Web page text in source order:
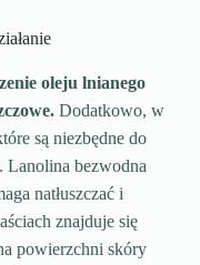
oleju lnianego
Dodatkowo, w
są niezbędne do
Lanolina bezwodna
natłuszczać i
znajduje się
powierzchni skóry